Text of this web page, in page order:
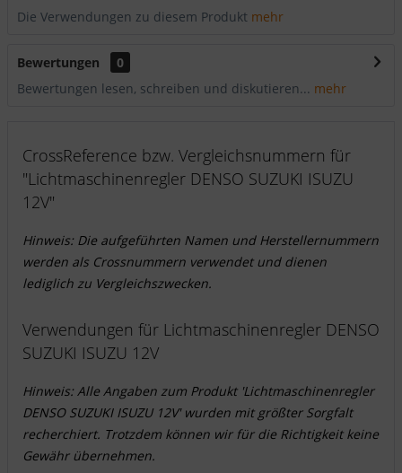
Die Verwendungen zu diesem Produkt mehr
Bewertungen
0
Bewertungen lesen, schreiben und diskutieren... mehr
CrossReference bzw. Vergleichsnummern für
"Lichtmaschinenregler DENSO SUZUKI ISUZU
12V"
Hinweis: Die aufgeführten Namen und Herstellernummern
werden als Crossnummern verwendet und dienen
lediglich zu Vergleichszwecken.
Verwendungen für Lichtmaschinenregler DENSO
SUZUKI ISUZU 12V
Hinweis: Alle Angaben zum Produkt 'Lichtmaschinenregler
DENSO SUZUKI ISUZU 12V' wurden mit größter Sorgfalt
recherchiert. Trotzdem können wir für die Richtigkeit keine
Gewähr übernehmen.